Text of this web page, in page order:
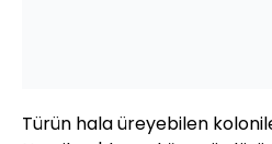
Türün hala üreyebilen